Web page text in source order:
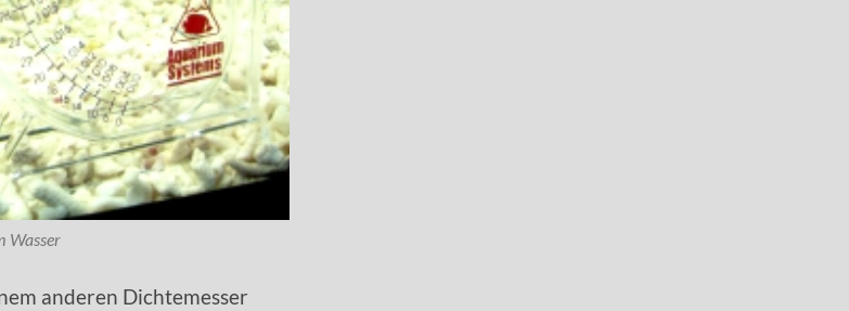
Wasser
anderen Dichtemesser